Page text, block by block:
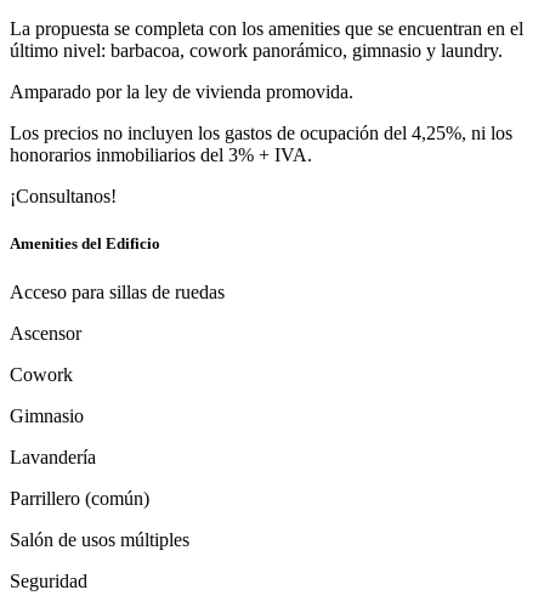
La propuesta se completa con los amenities que se encuentran en el
último nivel: barbacoa, cowork panorámico, gimnasio y laundry.
Amparado por la ley de vivienda promovida.
Los precios no incluyen los gastos de ocupación del 4,25%, ni los
honorarios inmobiliarios del 3% + IVA.
¡Consultanos!
Amenities del Edificio
Acceso para sillas de ruedas
Ascensor
Cowork
Gimnasio
Lavandería
Parrillero (común)
Salón de usos múltiples
Seguridad